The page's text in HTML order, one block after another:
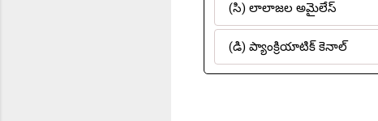
(సి) లాలాజల అమైలేస్
(డి) ప్యాంక్రియాటిక్ కెనాల్